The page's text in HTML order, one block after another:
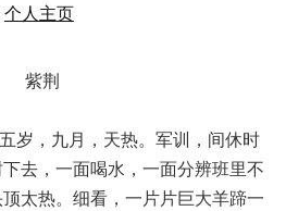
个人主页
紫荆
，九月，天热。军训，间休时
去，一面喝水，一面分辨班里不
太热。细看，一片片巨大羊蹄一